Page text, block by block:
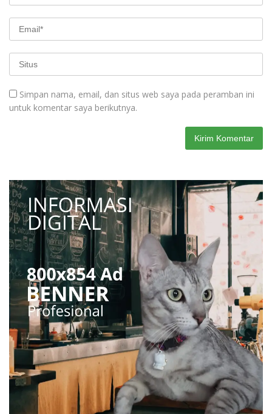
Simpan nama, email, dan situs web saya pada peramban ini
untuk komentar saya berikutnya.